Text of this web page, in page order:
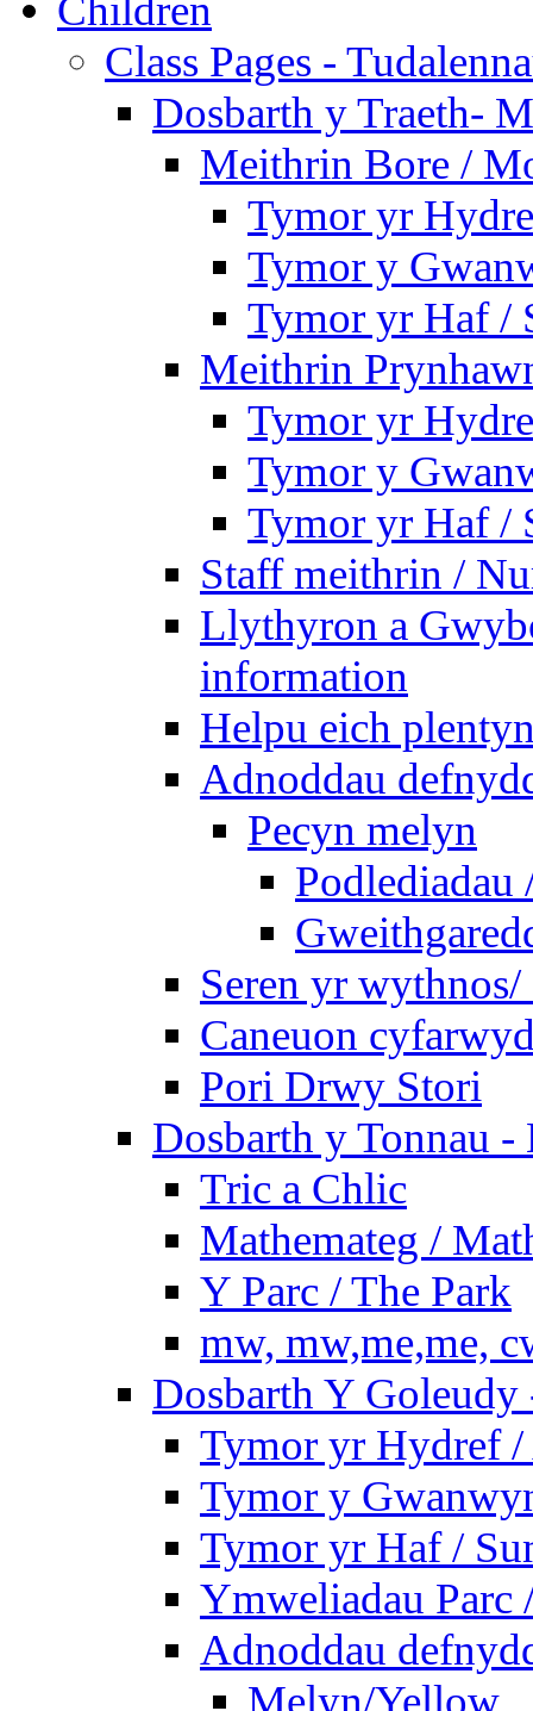
Class Pages -
Dosbarth y Traeth-
Meithrin Bore /
Tymor yr
Tymor y
Tymor yr Haf /
Meithrin
Tymor yr
Tymor y
Tymor yr Haf /
Staff meithrin /
Llythyron a
information
Helpu eich
Adnoddau
Pecyn melyn
Podlediadau
Seren yr
Caneuon
Pori Drwy Stori
Dosbarth y Tonnau -
Tric a Chlic
Mathemateg /
Y Parc / The Park
mw, mw,me,me,
Dosbarth Y
Tymor yr Hydref
Tymor y
Tymor yr Haf /
Ymweliadau Parc
Adnoddau
Melyn/Yellow